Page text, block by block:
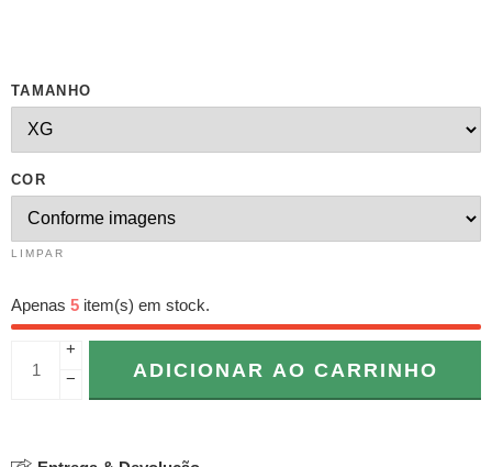
TAMANHO
COR
LIMPAR
Apenas 5 item(s) em stock.
+
−
ADICIONAR AO CARRINHO